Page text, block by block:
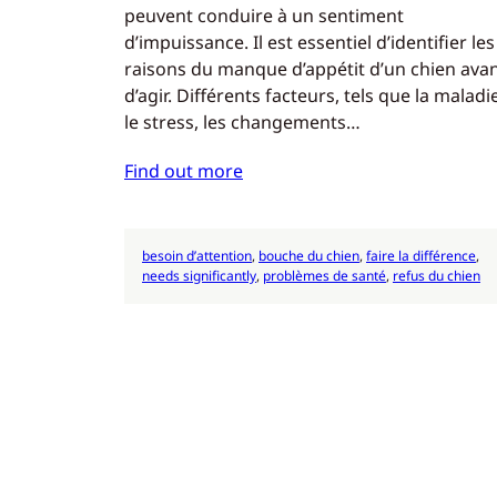
peuvent conduire à un sentiment
d’impuissance. Il est essentiel d’identifier les
raisons du manque d’appétit d’un chien
d’agir. Différents facteurs, tels que la
le stress, les changements…
Find out more
besoin d’attention, bouche du chien, faire la différence
needs significantly, problèmes de santé, refus du chien